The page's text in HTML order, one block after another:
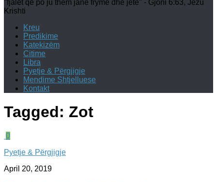
"fjalët që po ju them janë frymë dhe jetë" - Gjoni 6:63, Jezu
Krishti
Kreu
Predikime
Katekizëm
Citime
Libra
Pyetje & Përgjigje
Mendime Shtjelluese
Kontakt
Tagged: Zot
0
Pyetje & Përgjigje
April 20, 2019